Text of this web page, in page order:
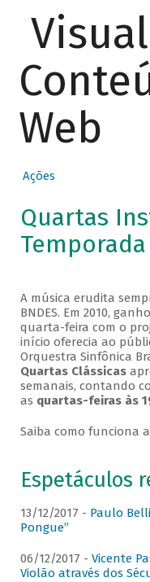
Web
Ações
Quartas
Temporada
A música erudita
BNDES. Em 2010,
quarta-feira com o
início oferecia ao
Orquestra Sinfônica
Quartas Clássicas
semanais, contando
as quartas-feiras às
Saiba como funciona a
Espetáculos
13/12/2017 - Paulo
Pongue”
06/12/2017 - Vicente
Violão através dos